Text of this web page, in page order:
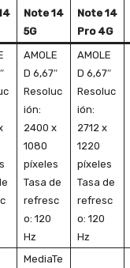
Note 14
5G
Note 14
Pro 4G
AMOLE
D 6,67″
Resoluc
ión:
2400 x
1080
píxeles
Tasa de
refresc
o: 120
Hz
AMOLE
D 6,67″
Resoluc
ión:
2712 x
1220
píxeles
Tasa de
refresc
o: 120
Hz
MediaTe